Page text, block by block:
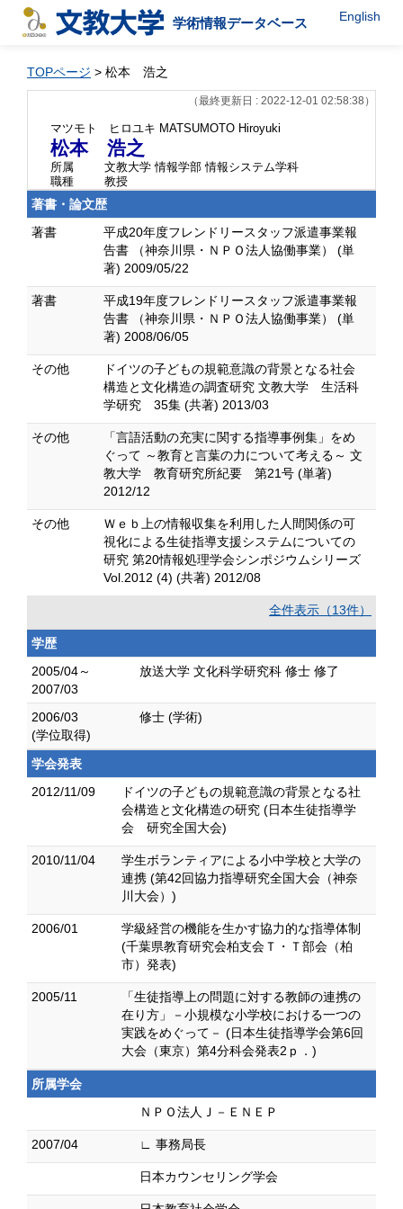
学術情報データベース English
TOPページ > 松本 浩之
（最終更新日 : 2022-12-01 02:58:38）
マツモト ヒロユキ MATSUMOTO Hiroyuki
松本 浩之
所属
文教大学 情報学部 情報システム学科
職種
教授
著書・論文歴
著書
平成20年度フレンドリースタッフ派遣事業報
告書 （神奈川県・ＮＰＯ法人協働事業） (単
著) 2009/05/22
著書
平成19年度フレンドリースタッフ派遣事業報
告書 （神奈川県・ＮＰＯ法人協働事業） (単
著) 2008/06/05
その他
ドイツの子どもの規範意識の背景となる社会
構造と文化構造の調査研究 文教大学 生活科
学研究 35集 (共著) 2013/03
その他
「言語活動の充実に関する指導事例集」をめ
ぐって ～教育と言葉の力について考える～ 文
教大学 教育研究所紀要 第21号 (単著)
2012/12
その他
Ｗｅｂ上の情報収集を利用した人間関係の可
視化による生徒指導支援システムについての
研究 第20情報処理学会シンポジウムシリーズ
Vol.2012 (4) (共著) 2012/08
全件表示（13件）
学歴
2005/04～
2007/03
放送大学 文化科学研究科 修士 修了
2006/03
(学位取得)
修士 (学術)
学会発表
2012/11/09
ドイツの子どもの規範意識の背景となる社
会構造と文化構造の研究 (日本生徒指導学
会 研究全国大会)
2010/11/04
学生ボランティアによる小中学校と大学の
連携 (第42回協力指導研究全国大会（神奈
川大会）)
2006/01
学級経営の機能を生かす協力的な指導体制
(千葉県教育研究会柏支会Ｔ・Ｔ部会（柏
市）発表)
2005/11
「生徒指導上の問題に対する教師の連携の
在り方」－小規模な小学校における一つの
実践をめぐって－ (日本生徒指導学会第6回
大会（東京）第4分科会発表2ｐ．)
所属学会
ＮＰＯ法人Ｊ－ＥＮＥＰ
2007/04 ∟ 事務局長
日本カウンセリング学会